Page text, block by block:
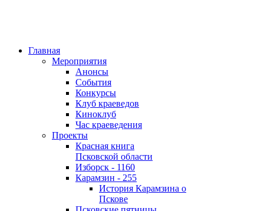
Главная
Мероприятия
Анонсы
События
Конкурсы
Клуб краеведов
Киноклуб
Час краеведения
Проекты
Красная книга
Псковской области
Изборск - 1160
Карамзин - 255
История Карамзина о
Пскове